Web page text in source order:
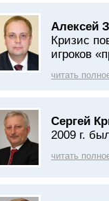
Алексей
Кризис
игроков
читать
Сергей
2009 г.
читать